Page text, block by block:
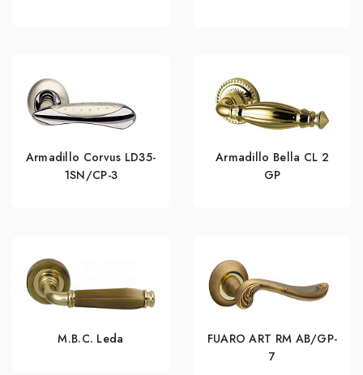
Armadillo Corvus LD35-
1SN/CP-3
Armadillo Bella CL 2
GP
M.B.C. Leda
FUARO ART RM AB/GP-
7